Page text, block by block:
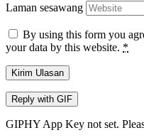
Laman sesawang
By using this form you
your data by this website. *
Kirim Ulasan
Reply with GIF
GIPHY App Key not set.